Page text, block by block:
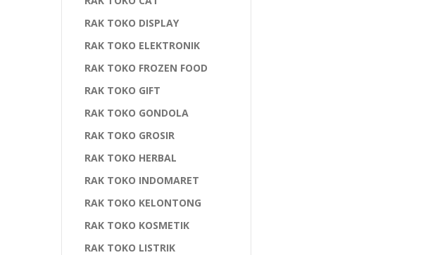
RAK TOKO DISPLAY
RAK TOKO ELEKTRONIK
RAK TOKO FROZEN FOOD
RAK TOKO GIFT
RAK TOKO GONDOLA
RAK TOKO GROSIR
RAK TOKO HERBAL
RAK TOKO INDOMARET
RAK TOKO KELONTONG
RAK TOKO KOSMETIK
RAK TOKO LISTRIK